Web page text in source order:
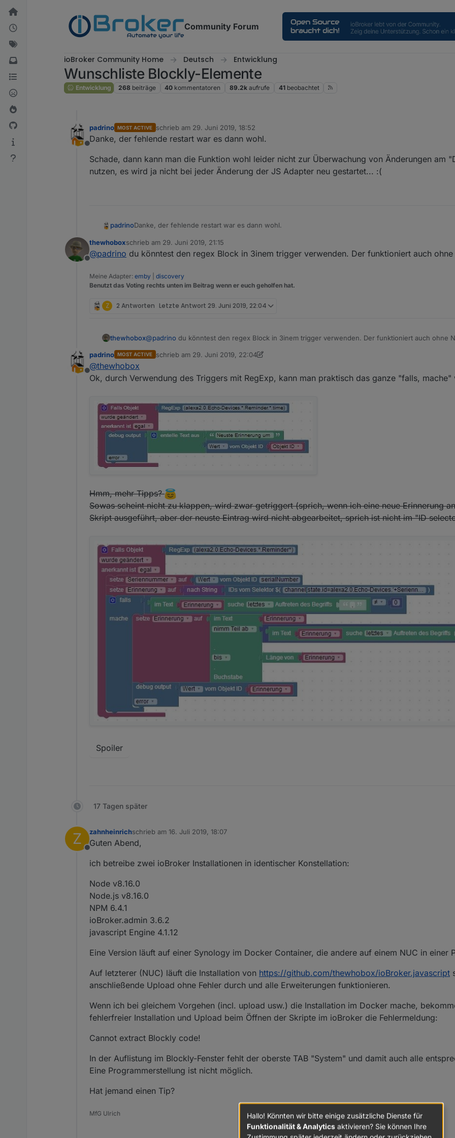
Weiter zum Inhalt
Community Forum
ioBroker Community Home Deutsch Entwicklung
Wunschliste Blockly-Elemente
Entwicklung 268 beiträge 40 kommentatoren 89.2k aufrufe 41 beobachtet
Offline
padrino MOST ACTIVE schrieb am 29. Juni 2019, 18:52
zuletzt editiert von
Danke, der fehlende restart war es dann wohl.
Schade, dann kann man die Funktion wohl leider nicht zur Überwachung von Änderungen am
nutzen, es wird ja nicht bei jeder Änderung der JS Adapter neu gestartet... :(
padrinoDanke, der fehlende restart war es dann wohl.
Schade, dann kann man die Funktion wohl leider nicht zur Überwachung von Änderungen am
es wird ja nicht bei jeder Änderung der JS Adapter neu gestartet... :(
Offline
thewhoboxschrieb am 29. Juni 2019, 21:15
zuletzt editiert von
@padrino du könntest den regex Block in 3inem trigger verwenden. Der funktioniert auch ohne
Meine Adapter: emby
discovery
Benutzt das Voting rechts unten im Beitrag wenn er euch geholfen hat.
Z 2 Antworten Letzte Antwort 29. Juni 2019, 22:04
thewhobox@padrino du könntest den regex Block in 3inem trigger verwenden. Der funktioniert auch ohne
Offline
padrino MOST ACTIVE schrieb am 29. Juni 2019, 22:04
zuletzt editiert von padrino
@thewhobox
Ok, durch Verwendung des Triggers mit RegExp, kann man praktisch das ganze "falls,
Hmm, mehr Tipps?
Sowas scheint nicht zu klappen, wird zwar getriggert (sprich, wenn ich eine neue Erinnerung
Skript ausgeführt, aber der neuste Eintrag wird nicht abgearbeitet, sprich ist nicht im "ID
Spoiler
17 Tagen später
Z
Offline
zahnheinrichschrieb am 16. Juli 2019, 18:07
zuletzt editiert von
Guten Abend,
ich betreibe zwei ioBroker Installationen in identischer Konstellation:
Node v8.16.0
Node.js v8.16.0
NPM 6.4.1
ioBroker.admin 3.6.2
javascript Engine 4.1.12
Eine Version läuft auf einer Synology im Docker Container, die andere auf einem NUC in einer
Auf letzterer (NUC) läuft die Installation von https://github.com/thewhobox/ioBroker.javascript
anschließende Upload ohne Fehler durch und alle Erweiterungen funktionieren.
Wenn ich bei gleichem Vorgehen (incl. upload usw.) die Installation im Docker mache,
fehlerfreier Installation und Upload beim Öffnen der Skripte im ioBroker die Fehlermeldung:
Cannot extract Blockly code!
In der Auflistung im Blockly-Fenster fehlt der oberste TAB "System" und damit auch alle
Eine Programmerstellung ist nicht möglich.
Hat jemand einen Tip?
MfG Ulrich
Hallo! Könnten wir bitte einige zusätzliche Dienste für
Funktionalität & Analytics aktivieren? Sie können Ihre